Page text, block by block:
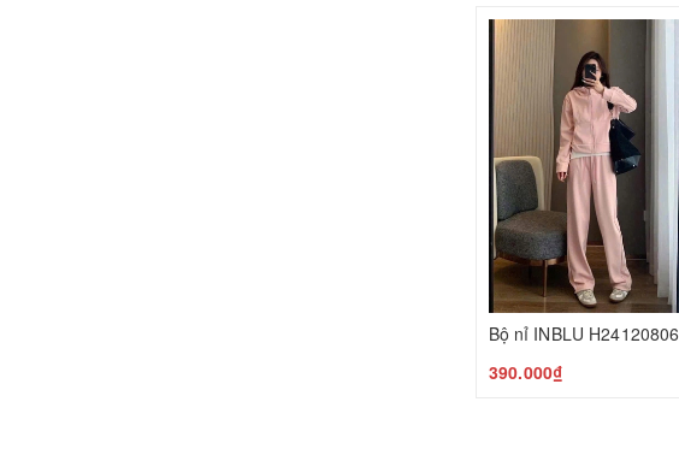
Bộ nỉ INBLU H24120806
390.000₫